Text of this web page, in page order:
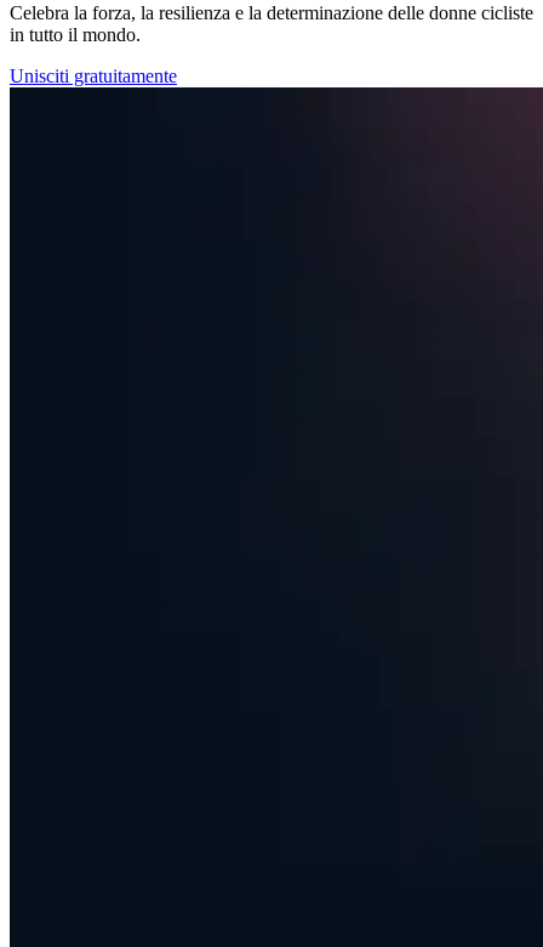
Celebra la forza, la resilienza e la determinazione delle donne cicliste
in tutto il mondo.
Unisciti gratuitamente